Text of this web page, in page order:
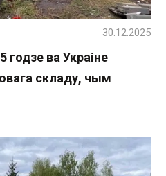
годзе ва Украіне
складу, чым
30.12.2025